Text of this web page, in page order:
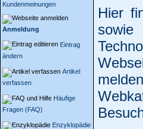
Kundenmeinungen
Anmeldung
Eintrag
ändern
Artikel
verfassen
Häufige
Fragen (FAQ)
Enzyklopädie
Hier